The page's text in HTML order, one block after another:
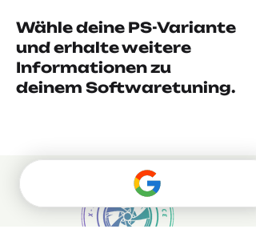
Wähle deine PS-Variante
und erhalte weitere
Informationen zu
deinem Softwaretuning.